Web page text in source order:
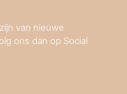
van nieuwe
ons dan op Social